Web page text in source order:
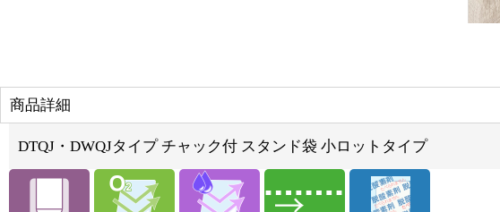
商品詳細
DTQJ・DWQJタイプ チャック付 スタンド袋 小ロットタイプ